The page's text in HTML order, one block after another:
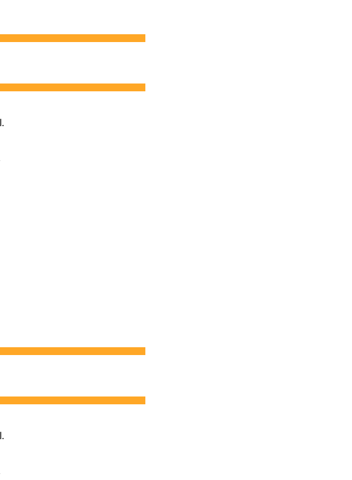
امام جمعه شهرستان ساوجبلاغ اظهارداشت : اربعین امسال سراسر حماسه خونخواهی و مرگ بر آمریکا و اسرائیل بود.
امام جمعه شهرستان ساوجبلاغ اظهارداشت : اربعین امسال سراسر حماسه خونخواهی و مرگ بر آمریکا و اسرائیل بود.